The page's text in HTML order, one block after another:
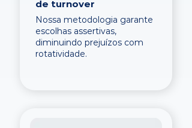
de turnover
Nossa metodologia garante
escolhas assertivas,
diminuindo prejuízos com
rotatividade.